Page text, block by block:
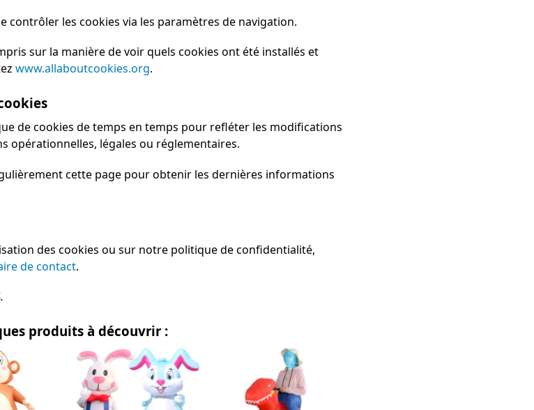
contrôler les cookies via les paramètres de navigation.
sur la manière de voir quels cookies ont été installés et
www.allaboutcookies.org.
de cookies de temps en temps pour refléter les modifications
opérationnelles, légales ou réglementaires.
cette page pour obtenir les dernières informations
des cookies ou sur notre politique de confidentialité,
de contact.
produits à découvrir :